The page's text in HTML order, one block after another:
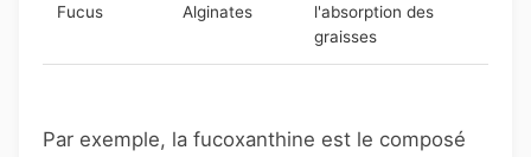
Fucus Alginates
l'absorption des
graisses
Par exemple, la fucoxanthine est le composé